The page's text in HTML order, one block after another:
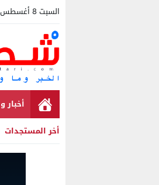
السبت 8 أغسطس 2026 - 5:35 صباحًا
أخبار
أخر المستجدات